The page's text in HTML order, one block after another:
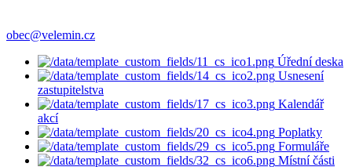
obec@velemin.cz
Úřední deska
Usnesení
zastupitelstva
Kalendář
akcí
Poplatky
Formuláře
Místní části